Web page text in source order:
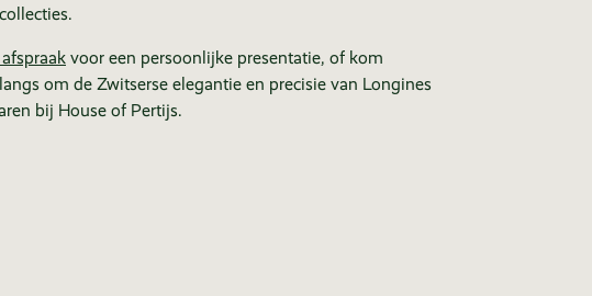
voor een persoonlijke presentatie, of kom
om de Zwitserse elegantie en precisie van Longines
bij House of Pertijs.